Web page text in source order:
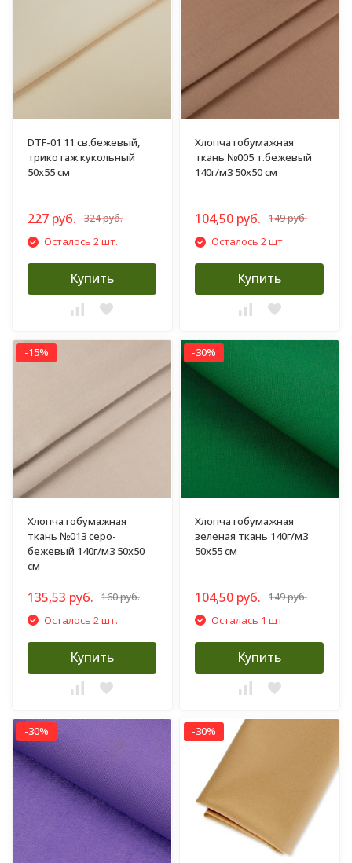
DTF-01 11 св.бежевый,
трикотаж кукольный
50х55 см
227 руб. 324 руб.
Осталось 2 шт.
Купить
Хлопчатобумажная
ткань №005 т.бежевый
140г/м3 50х50 см
104,50 руб. 149 руб.
Осталось 2 шт.
Купить
-15%
Хлопчатобумажная
ткань №013 серо-
бежевый 140г/м3 50х50
см
135,53 руб. 160 руб.
Осталось 2 шт.
Купить
-30%
Хлопчатобумажная
зеленая ткань 140г/м3
50х55 см
104,50 руб. 149 руб.
Осталась 1 шт.
Купить
-30% -30%